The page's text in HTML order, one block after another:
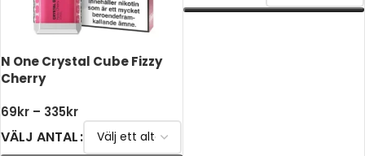
N One Crystal Cube Fizzy
Cherry
69kr – 335kr
VÄLJ ANTAL